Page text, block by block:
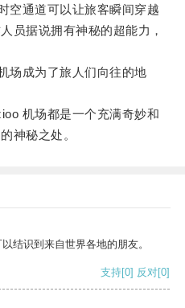
通道可以让旅客瞬间穿越
员据说拥有神秘的超能力，
成为了旅人们向往的地
机场都是一个充满奇妙和
神秘之处。
结识到来自世界各地的朋友。
支持[0] 反对[0]